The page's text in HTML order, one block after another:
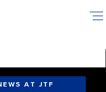
AT JTF